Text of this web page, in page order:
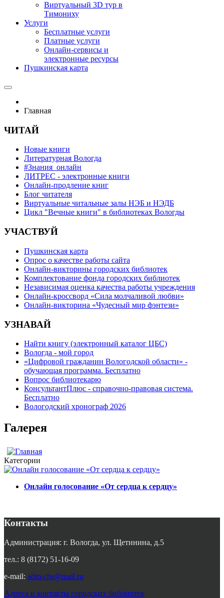
Виртуальный 3D тур в
Тимониху
Услуги
Бесплатные услуги
Платные услуги
Онлайн-сервисы и
электронные ресурсы
Пушкинская карта
Главная
ЧИТАЙ
Новые книги
Литературная Вологда
#Знания_онлайн
ЛИТРЕС - электронные книги
Онлайн-продление книг
Блог читателя
Виртуальные читальные залы НЭБ и НЭДБ
Цикл "Вечные книги" в библиотеках Вологды
УЧАСТВУЙ
Пушкинская карта
Опрос о качестве работы сайта
Онлайн-викторины городских библиотек
Комплектование фонда городских библиотек
Независимая оценка качества работы учреждения
Онлайн-кроссворд «Сила молчаливой любви»
Онлайн-викторина «Чудесный мир фэнтези»
УЗНАВАЙ
Найти книгу (электронный каталог ЦБС)
Вологда - мой город
«Цифровой гражданин Вологодской области» -
обучающая программа. Бесплатно
Вопрос библиотекарю
КонсультантПлюс - справочно-правовая система.
Бесплатно
Вологодский хронограф 2026
Галерея
Категории
Онлайн голосование «От сердца к сердцу»
Контакты
Администрация: г. Вологда, ул. Щетинина, д.5
тел.: 8 (8172) 51-16-09
e-mail: adm-cbs@mail.ru
Адреса и контакты городских библиотек